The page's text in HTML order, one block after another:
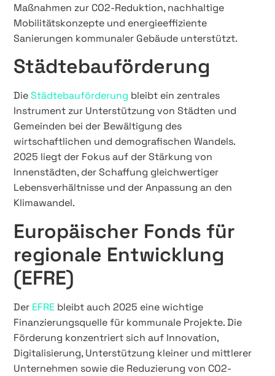
Maßnahmen zur CO2-Reduktion, nachhaltige
Mobilitätskonzepte und energieeffiziente
Sanierungen kommunaler Gebäude unterstützt.
Städtebauförderung
DieStädtebauförderung bleibt ein zentrales
Instrument zur Unterstützung von Städten und
Gemeinden bei der Bewältigung des
wirtschaftlichen und demografischen Wandels.
2025 liegt der Fokus auf der Stärkung von
Innenstädten, der Schaffung gleichwertiger
Lebensverhältnisse und der Anpassung an den
Klimawandel.
Europäischer Fonds für
regionale Entwicklung
(EFRE)
Der EFRE bleibt auch 2025 eine wichtige
Finanzierungsquelle für kommunale Projekte. Die
Förderung konzentriert sich auf Innovation,
Digitalisierung, Unterstützung kleiner und mittlerer
Unternehmen sowie die Reduzierung von CO2-